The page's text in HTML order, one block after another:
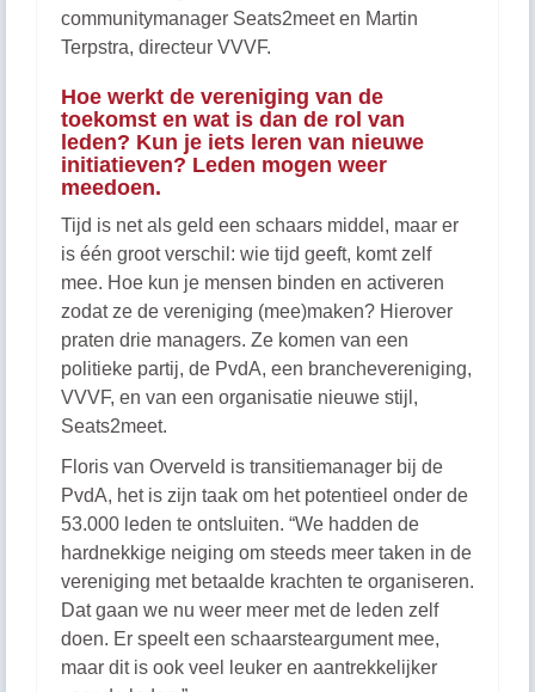
communitymanager Seats2meet en Martin
Terpstra, directeur VVVF.
Hoe werkt de vereniging van de
toekomst en wat is dan de rol van
leden? Kun je iets leren van nieuwe
initiatieven? Leden mogen weer
meedoen.
Tijd is net als geld een schaars middel, maar er
is één groot verschil: wie tijd geeft, komt zelf
mee. Hoe kun je mensen binden en activeren
zodat ze de vereniging (mee)maken? Hierover
praten drie managers. Ze komen van een
politieke partij, de PvdA, een branchevereniging,
VVVF, en van een organisatie nieuwe stijl,
Seats2meet.
Floris van Overveld is transitiemanager bij de
PvdA, het is zijn taak om het potentieel onder de
53.000 leden te ontsluiten. “We hadden de
hardnekkige neiging om steeds meer taken in de
vereniging met betaalde krachten te organiseren.
Dat gaan we nu weer meer met de leden zelf
doen. Er speelt een schaarsteargument mee,
maar dit is ook veel leuker en aantrekkelijker